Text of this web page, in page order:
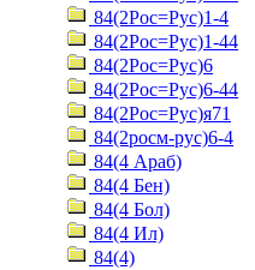
84(2Рос=Рус)1-4
84(2Рос=Рус)1-44
84(2Рос=Рус)6
84(2Рос=Рус)6-44
84(2Рос=Рус)я71
84(2росм-рус)6-4
84(4 Араб)
84(4 Бен)
84(4 Бол)
84(4 Ил)
84(4)